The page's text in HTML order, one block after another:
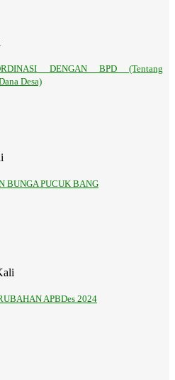
DENGAN BPD (Tentang
Desa)
BUNGA PUCUK BANG
APBDes 2024